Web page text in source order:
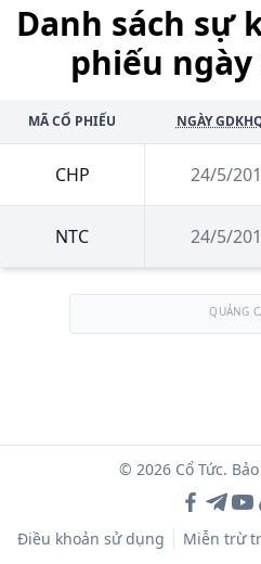
Danh sách sự
phiếu ngày
MÃ CỔ PHIẾU NGÀY
CHP 24/5/
NTC 24/5/
QUẢNG
© 2026 Cổ Tức.
Điều khoản sử dụng Miễn trừ